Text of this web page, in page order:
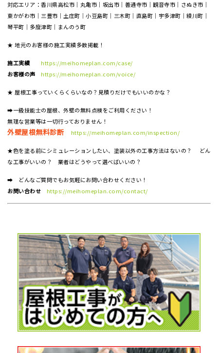
対応エリア：香川県高松市｜丸亀市｜坂出市｜善通寺市｜観音寺市｜さぬき市｜
東かがわ市｜三豊市｜土庄町｜小豆島町｜三木町｜直島町｜宇多津町｜綾川町｜
琴平町｜多度津町｜まんのう町
★ 地元のお客様の施工実績多数掲載！
施工実績
https://meihomeplan.com/case/
お客様の声
https://meihomeplan.com/voice/
★ 屋根工事っていくらくらいなの？見積りだけでもいいのかな？
➡一級技能士の屋根、外壁の無料点検をご利用ください！
無理な営業等は一切行っておりません！
外壁屋根無料診断 https://meihomeplan.com/inspection/
★色を塗る前にシミュレーションしたい、塗装以外の工事方法はないの？ どん
な工事がいいの？ 業者はどうやって選べばいいの？
➡ どんなご質問でもお気軽にお問い合わせください！
お問い合わせ
https://meihomeplan.com/contact/